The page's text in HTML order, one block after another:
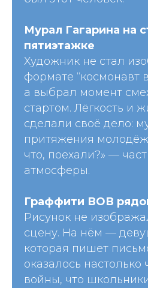
Мурал Гагарина на
пятиэтажке
Художник не стал
формате “космонавт
а выбрал момент
стартом. Лёгкость и
сделали своё дело:
притяжения
что, поехали?» —
атмосферы.
Граффити ВОВ
Рисунок не
сцену. На нём —
которая пишет
оказалось
войны, что